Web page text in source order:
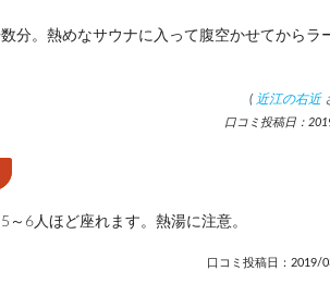
分。熱めなサウナに入って腹空かせてからラ
( 近江の右近
口コミ投稿日：
6人ほど座れます。熱湯に注意。
口コミ投稿日：2019/